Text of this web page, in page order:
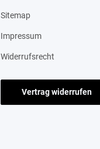
Sitemap
Impressum
Widerrufsrecht
Vertrag widerrufen